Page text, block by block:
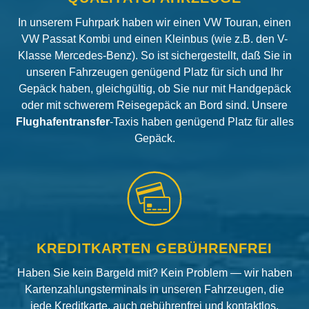
In unserem Fuhrpark haben wir einen VW Touran, einen
VW Passat Kombi und einen Kleinbus (wie z.B. den V-
Klasse Mercedes-Benz). So ist sichergestellt, daß Sie in
unseren Fahrzeugen genügend Platz für sich und Ihr
Gepäck haben, gleichgültig, ob Sie nur mit Handgepäck
oder mit schwerem Reisegepäck an Bord sind. Unsere
Flughafentransfer-Taxis haben genügend Platz für alles
Gepäck.
KREDITKARTEN GEBÜHRENFREI
Haben Sie kein Bargeld mit? Kein Problem — wir haben
Kartenzahlungsterminals in unseren Fahrzeugen, die
jede Kreditkarte, auch gebührenfrei und kontaktlos,